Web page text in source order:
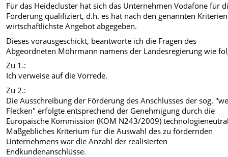
Für das Heidecluster hat sich das Unternehmen Vodafone für
Förderung qualifiziert, d.h. es hat nach den genannten
wirtschaftlichste Angebot abgegeben.
Dieses vorausgeschickt, beantworte ich die Fragen des
Abgeordneten Möhrmann namens der Landesregierung wie
Zu 1.:
Ich verweise auf die Vorrede.
Zu 2.:
Die Ausschreibung der Förderung des Anschlusses der sog.
Flecken" erfolgte entsprechend der Genehmigung durch die
Europäische Kommission (KOM N243/2009)
Maßgebliches Kriterium für die Auswahl des zu fördernden
Unternehmens war die Anzahl der realisierten
Endkundenanschlüsse.